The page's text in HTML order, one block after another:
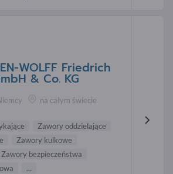
WOLFF Friedrich
& Co. KG
na całym świecie
Zawory oddzielające
Zawory kulkowe
Zawory bezpieczeństwa
...